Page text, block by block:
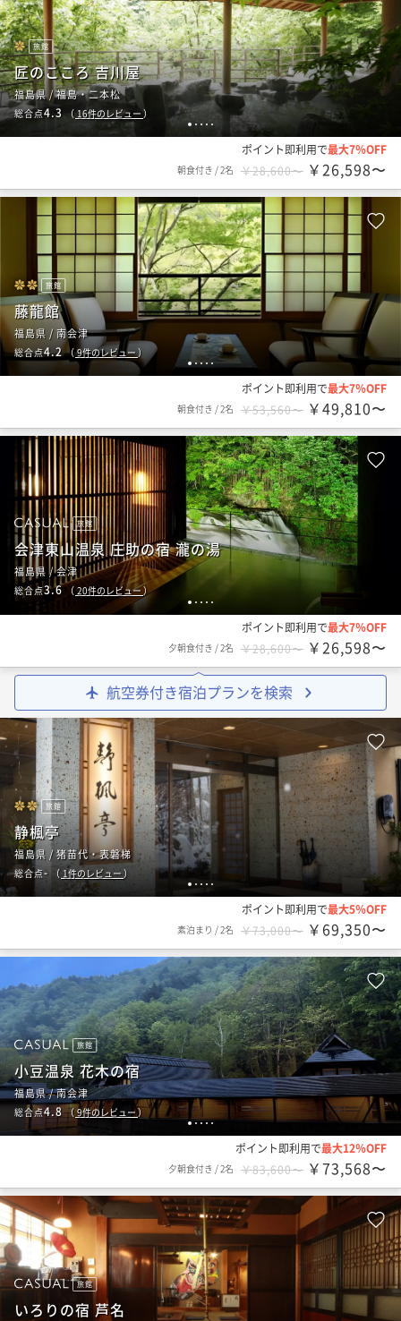
1 2 3 45
旅館
匠のこころ 吉川屋
福島県 / 福島・二本松
総合点4.3（16件のレビュー）
ポイント即利用で最大7％OFF
朝食付き /2名 ￥28,600〜 ￥26,598〜
12345
旅館
藤龍館
福島県 / 南会津
総合点4.2（ 9件のレビュー）
ポイント即利用で最大7％OFF
朝食付き /2名 ￥53,560〜 ￥49,810〜
1 2 3 4 5
旅館
会津東山温泉 庄助の宿 瀧の湯
福島県 / 会津
総合点3.6（ 20件のレビュー）
ポイント即利用で最大7％OFF
夕朝食付き /2名 ￥28,600〜 ￥26,598〜
航空券付き宿泊プランを検索
1 2 3 4 5
旅館
静楓亭
福島県 / 猪苗代・表磐梯
総合点- （ 1件のレビュー）
ポイント即利用で最大5％OFF
素泊まり /2名 ￥73,000〜 ￥69,350〜
12345
旅館
小豆温泉 花木の宿
福島県 / 南会津
総合点4.8（9件のレビュー）
ポイント即利用で最大12％OFF
夕朝食付き /2名 ￥83,600〜 ￥73,568〜
旅館
いろりの宿 芦名